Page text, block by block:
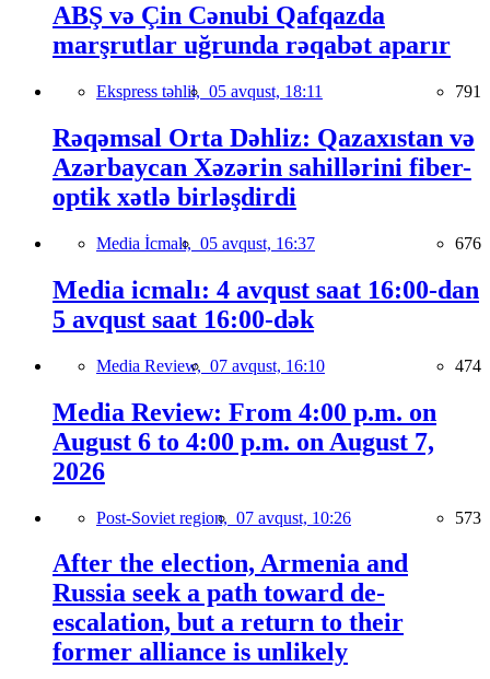
ABŞ və Çin Cənubi Qafqazda
marşrutlar uğrunda rəqabət aparır
Ekspress təhlil, 05 avqust, 18:11 791
Rəqəmsal Orta Dəhliz: Qazaxıstan və
Azərbaycan Xəzərin sahillərini fiber-
optik xətlə birləşdirdi
Media İcmalı, 05 avqust, 16:37 676
Media icmalı: 4 avqust saat 16:00-dan
5 avqust saat 16:00-dək
Media Review, 07 avqust, 16:10 474
Media Review: From 4:00 p.m. on
August 6 to 4:00 p.m. on August 7,
2026
Post-Soviet region, 07 avqust, 10:26 573
After the election, Armenia and
Russia seek a path toward de-
escalation, but a return to their
former alliance is unlikely